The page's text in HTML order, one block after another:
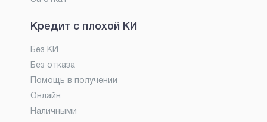
Кредит с плохой КИ
Без КИ
Без отказа
Помощь в получении
Онлайн
Наличными